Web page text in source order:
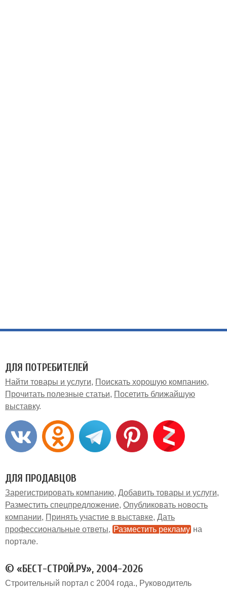
ДЛЯ ПОТРЕБИТЕЛЕЙ
Найти товары и услуги
Поискать хорошую компанию
Прочитать полезные статьи
Посетить ближайшую
выставку
ДЛЯ ПРОДАВЦОВ
Зарегистрировать компанию Добавить товары и услуги
Разместить спецпредложение Опубликовать новость
компании
Принять участие в выставке Дать
профессиональные ответы
Разместить рекламу на
портале
© «БЕСТ-СТРОЙ.РУ», 2004-2026
Строительный портал с 2004 года.
Руководитель